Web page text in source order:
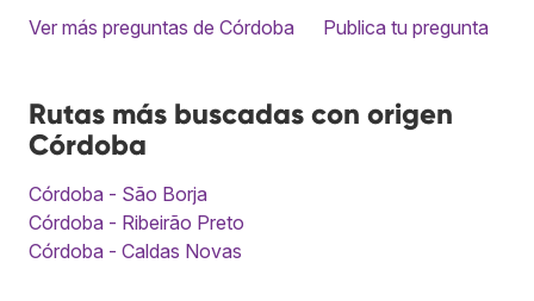
Ver más preguntas de Córdoba
Publica tu pregunta
Rutas más buscadas con origen
Córdoba
Córdoba - São Borja
Córdoba - Ribeirão Preto
Córdoba - Caldas Novas